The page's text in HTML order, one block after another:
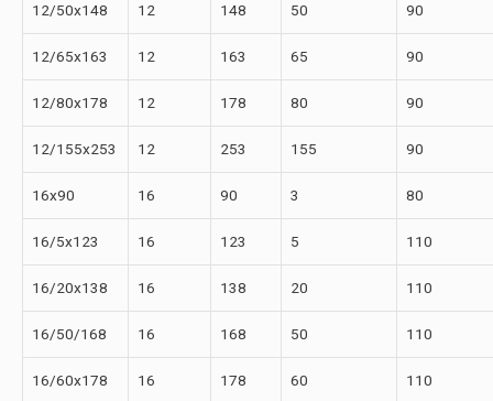
12/50х148 12 148 50 90
12/65х163 12 163 65 90
12/80х178 12 178 80 90
12/155х253 12 253 155 90
16х90 16 90 3 80
16/5х123 16 123 5 110
16/20х138 16 138 20 110
16/50/168 16 168 50 110
16/60х178 16 178 60 110